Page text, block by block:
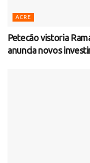
ACRE
Petecão vistoria
anuncia novos